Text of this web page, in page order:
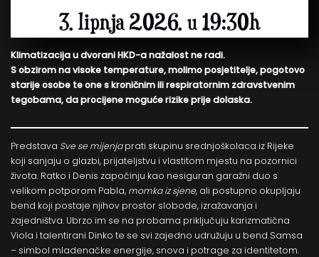
Klimatizacija u dvorani HKD-a nažalost ne radi.
S obzirom na visoke temperature, molimo posjetitelje, pogotovo
starije osobe te one s kroničnim ili respiratornim zdravstvenim
tegobama, da procijene moguće rizike prije dolaska.
Predstava Sve se mijenjaprati skupinu srednjoškolaca iz Rijeke
koji sanjaju o glazbi, prijateljstvu i vlastitom mjestu na pozornici
života. Ratko i Denis započinju kao nesiguran garažni duo s
velikom potporom Pabla, momka iz sjene, ali postupno okupljaju
bend koji postaje njihov prostor slobode, izražavanja i
zajedništva. Ubrzo im se na probama priključuju karizmatična
Viola i talentirani Dinko te se svi zajedno udružuju u bend Samsa
– simbol mladenačke energije, snova i potrage za identitetom.